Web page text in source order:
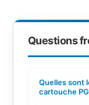
Questions
Quelles sont
cartouche